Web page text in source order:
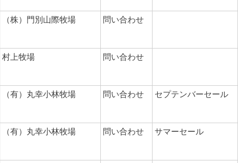
（株）門別山際牧場 問い合わせ
村上牧場 問い合わせ
（有）丸幸小林牧場 問い合わせ セプテンバーセール
（有）丸幸小林牧場 問い合わせ サマーセール